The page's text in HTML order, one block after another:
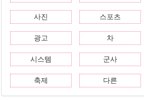
사진 스포츠
광고 차
시스템 군사
축제 다른